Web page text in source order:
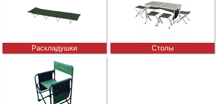
Раскладушки Столы